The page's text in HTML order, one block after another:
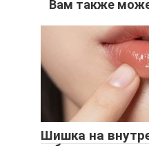
Вам также
Шишка на